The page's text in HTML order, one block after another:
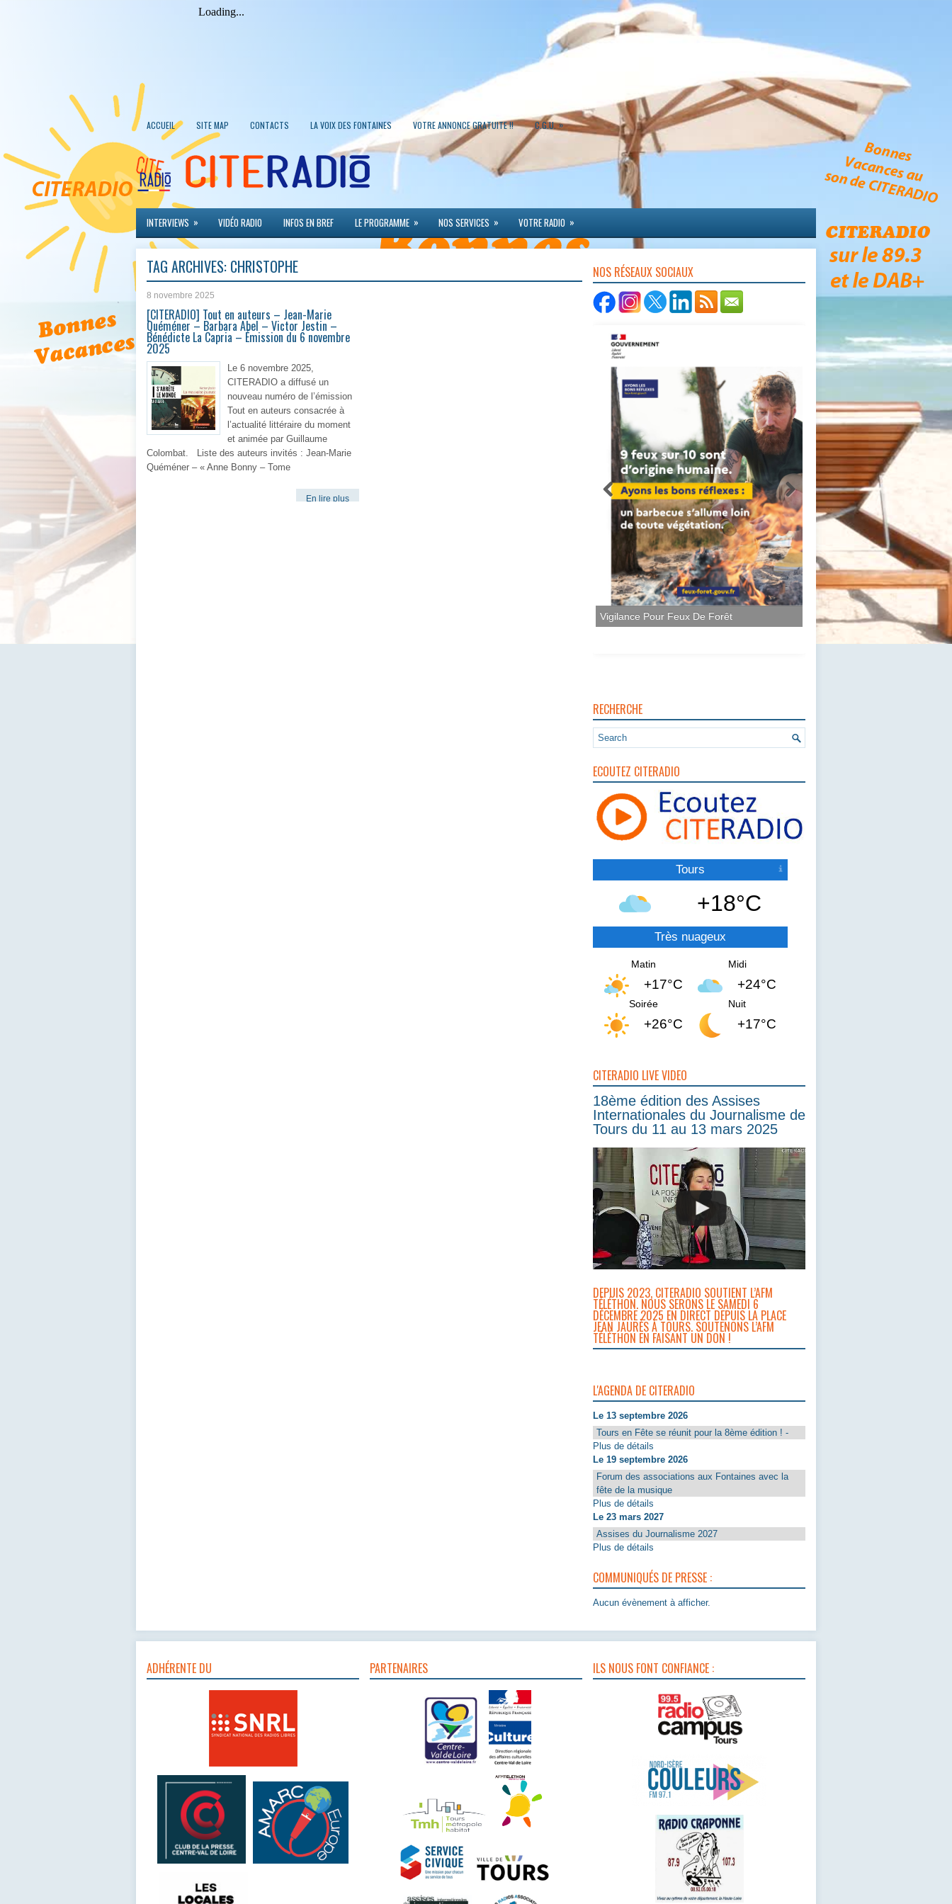
ACCUEIL SITE MAP CONTACTS LA VOIX DES FONTAINES VOTRE ANNONCE GRATUITE !! C.G.U. »
INTERVIEWS » VIDÉO RADIO INFOS EN BREF LE PROGRAMME » NOS SERVICES » VOTRE RADIO »
TAG ARCHIVES: CHRISTOPHE
8 novembre 2025
[CITERADIO] Tout en auteurs – Jean-Marie
Quéméner – Barbara Abel – Victor Jestin –
Bénédicte La Capria – Émission du 6 novembre
2025
Le 6 novembre 2025,
CITERADIO a diffusé un
nouveau numéro de l’émission
Tout en auteurs consacrée à
l’actualité littéraire du moment
et animée par Guillaume
Colombat. Liste des auteurs invités : Jean-Marie
Quéméner – « Anne Bonny – Tome
En lire plus
NOS RÉSEAUX SOCIAUX
Vigilance Pour Feux De Forêt
RECHERCHE
ECOUTEZ CITERADIO
Tours
+18°C
Très nuageux
Matin
+17°C
Midi
+24°C
Soirée
+26°C
Nuit
+17°C
CITERADIO LIVE VIDEO
18ème édition des Assises
Internationales du Journalisme de
Tours du 11 au 13 mars 2025
DEPUIS 2023, CITERADIO SOUTIENT L’AFM
TÉLÉTHON. NOUS SERONS LE SAMEDI 6
DÉCEMBRE 2025 EN DIRECT DEPUIS LA PLACE
JEAN JAURÈS À TOURS. SOUTENONS L’AFM
TÉLÉTHON EN FAISANT UN DON !
L'AGENDA DE CITERADIO
Le 13 septembre 2026
Tours en Fête se réunit pour la 8ème édition ! -
Plus de détails
Le 19 septembre 2026
Forum des associations aux Fontaines avec la
fête de la musique
Plus de détails
Le 23 mars 2027
Assises du Journalisme 2027
Plus de détails
COMMUNIQUÉS DE PRESSE :
Aucun évènement à afficher.
ADHÉRENTE DU PARTENAIRES ILS NOUS FONT CONFIANCE :